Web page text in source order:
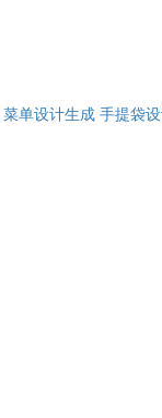
菜单设计生成 手提袋